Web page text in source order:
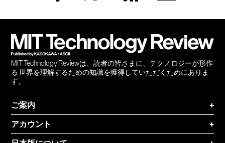
MIT Technology Reviewは、読者の皆さまに、テクノロジーが形作
る 世界を理解するための知識を獲得していただくためにありま
す。
ご案内
+
アカウント
+